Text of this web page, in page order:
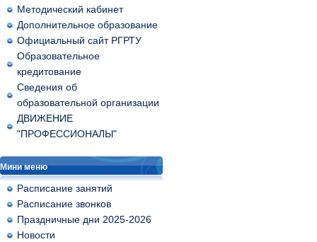
Методический кабинет
Дополнительное образование
Официальный сайт РГРТУ
Образовательное
кредитование
Сведения об
образовательной организации
ДВИЖЕНИЕ
"ПРОФЕССИОНАЛЫ"
Мини меню
Расписание занятий
Расписание звонков
Праздничные дни 2025-2026
Новости